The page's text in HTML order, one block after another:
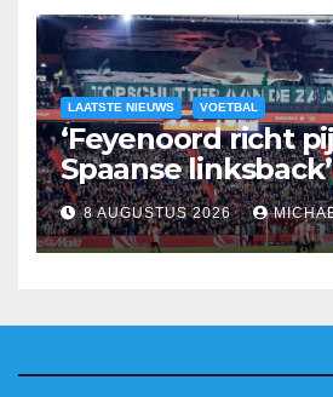
LAATSTE NIEUWS VOETBAL
‘Feyenoord richt
Spaanse linksback’
8 AUGUSTUS 2026